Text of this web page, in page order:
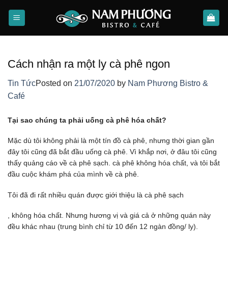
Cách nhận ra một ly cà phê ngon
Tin TứcPosted on 21/07/2020 by Nam Phương Bistro &
Café
Tại sao chúng ta phải uống cà phê hóa chất?
Mặc dù tôi không phải là một tín đồ cà phê, nhưng thời gian gần
đây tôi cũng đã bắt đầu uống cà phê. Vì khắp nơi, ở đâu tôi cũng
thấy quảng cáo về cà phê sạch. cà phê không hóa chất, và tôi bắt
đầu cuộc khám phá của mình về cà phê.
Tôi đã đi rất nhiều quán được giới thiệu là cà phê sạch
buyantibiotics24.net
, không hóa chất. Nhưng hương vị và giá cả ở những quán này
đều khác nhau (trung bình chỉ từ 10 đến 12 ngàn đồng/ ly).